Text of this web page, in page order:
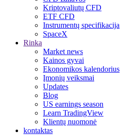
Kriptovaliutų CFD
ETF CFD
Instrumentų specifikacija
SpaceX
Rinka
Market news
Kainos gyvai
Ekonomikos kalendorius
Įmonių veiksmai
Updates
Blog
US earnings season
Learn TradingView
Klientų nuomonė
kontaktas